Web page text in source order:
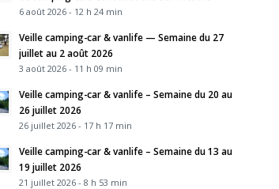
6 août 2026 - 12 h 24 min
Veille camping-car & vanlife — Semaine du 27
juillet au 2 août 2026
3 août 2026 - 11 h 09 min
Veille camping-car & vanlife – Semaine du 20 au
26 juillet 2026
26 juillet 2026 - 17 h 17 min
Veille camping-car & vanlife – Semaine du 13 au
19 juillet 2026
21 juillet 2026 - 8 h 53 min